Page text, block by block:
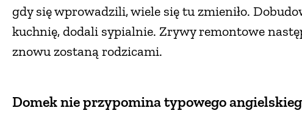
gdy się wprowadzili, wiele się tu zmieniło.
kuchnię, dodali sypialnie. Zrywy remontowe
znowu zostaną rodzicami.
Domek nie przypomina typowego